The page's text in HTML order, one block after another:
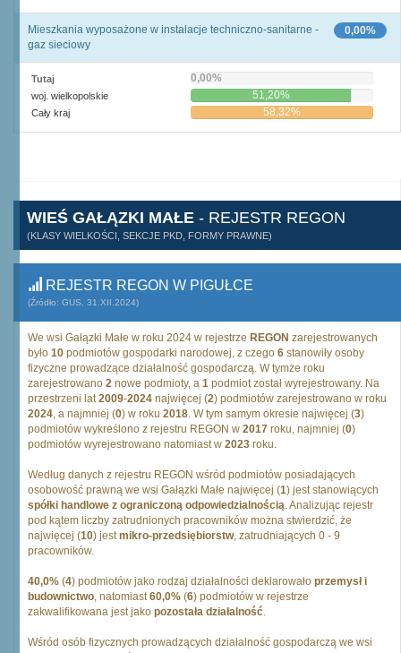
0,00%
Mieszkania wyposażone w instalacje techniczno-sanitarne -
gaz sieciowy
Tutaj 0,00%
woj. wielkopolskie 51,20%
Cały kraj 58,32%
WIEŚ GAŁĄZKI MAŁE - REJESTR REGON
(KLASY WIELKOŚCI, SEKCJE PKD, FORMY PRAWNE)
REJESTR REGON W PIGUŁCE
(Źródło: GUS, 31.XII.2024)
We wsi Gałązki Małe w roku 2024 w rejestrze REGON zarejestrowanych
było 10 podmiotów gospodarki narodowej, z czego 6 stanowiły osoby
fizyczne prowadzące działalność gospodarczą. W tymże roku
zarejestrowano 2 nowe podmioty, a 1 podmiot został wyrejestrowany. Na
przestrzeni lat2009-2024 najwięcej (2) podmiotów zarejestrowano w roku
2024, a najmniej (0) w roku 2018. W tym samym okresie najwięcej (3)
podmiotów wykreślono z rejestru REGON w 2017 roku, najmniej (0)
podmiotów wyrejestrowano natomiast w 2023 roku.
Według danych z rejestru REGON wśród podmiotów posiadających
osobowość prawną we wsi Gałązki Małe najwięcej (1) jest stanowiących
spółki handlowe z ograniczoną odpowiedzialnością. Analizując rejestr
pod kątem liczby zatrudnionych pracowników można stwierdzić, że
najwięcej (10) jestmikro-przedsiębiorstw, zatrudniających 0 - 9
pracowników.
40,0% (4) podmiotów jako rodzaj działalności deklarowało przemysł i
budownictwo, natomiast60,0% (6) podmiotów w rejestrze
zakwalifikowana jest jako pozostała działalność.
Wśród osób fizycznych prowadzących działalność gospodarczą we wsi